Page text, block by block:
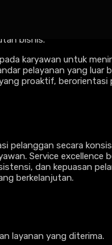
untuk
memenuhi
Yogyakarta membantu
bisnis.
karyawan untuk
pelayanan yang luar
proaktif, berorientasi
pelanggan secara
Service excellence
dan kepuasan
berkelanjutan.
layanan yang diterima.